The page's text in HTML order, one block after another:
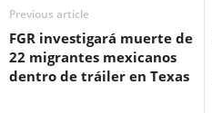
Previous article
FGR investigará muerte de
22 migrantes mexicanos
dentro de tráiler en Texas